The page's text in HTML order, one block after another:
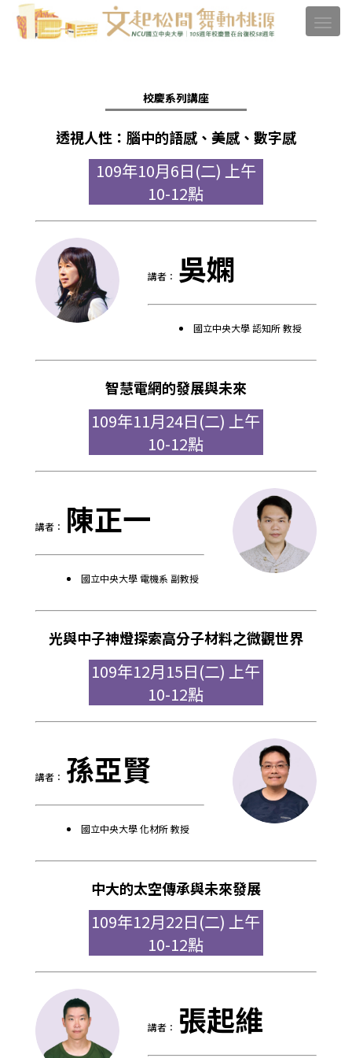
校慶系列講座
透視人性：腦中的語感、美感、數字感
109年10月6日(二) 上午
10-12點
講者： 吳嫻
國立中央大學 認知所 教授
智慧電網的發展與未來
109年11月24日(二) 上午
10-12點
講者： 陳正一
國立中央大學 電機系 副教授
光與中子神燈探索高分子材料之微觀世界
109年12月15日(二) 上午
10-12點
講者： 孫亞賢
國立中央大學 化材所 教授
中大的太空傳承與未來發展
109年12月22日(二) 上午
10-12點
講者： 張起維